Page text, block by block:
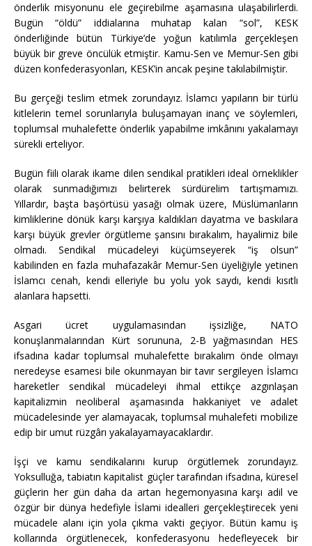
önderlik misyonunu ele geçirebilme aşamasına ulaşabilirlerdi.
Bugün “öldü” iddialarına muhatap kalan “sol”, KESK
önderliğinde bütün Türkiye’de yoğun katılımla gerçekleşen
büyük bir greve öncülük etmiştir. Kamu-Sen ve Memur-Sen gibi
düzen konfederasyonları, KESK’in ancak peşine takılabilmiştir.
Bu gerçeği teslim etmek zorundayız. İslamcı yapıların bir türlü
kitlelerin temel sorunlarıyla buluşamayan inanç ve söylemleri,
toplumsal muhalefette önderlik yapabilme imkânını yakalamayı
sürekli erteliyor.
Bugün fiili olarak ikame dilen sendikal pratikleri ideal örneklikler
olarak sunmadığımızı belirterek sürdürelim tartışmamızı.
Yıllardır, başta başörtüsü yasağı olmak üzere, Müslümanların
kimliklerine dönük karşı karşıya kaldıkları dayatma ve baskılara
karşı büyük grevler örgütleme şansını bırakalım, hayalimiz bile
olmadı. Sendikal mücadeleyi küçümseyerek “iş olsun”
kabilinden en fazla muhafazakâr Memur-Sen üyeliğiyle yetinen
İslamcı cenah, kendi elleriyle bu yolu yok saydı, kendi kısıtlı
alanlara hapsetti.
Asgari ücret uygulamasından işsizliğe, NATO
konuşlanmalarından Kürt sorununa, 2-B yağmasından HES
ifsadına kadar toplumsal muhalefette bırakalım önde olmayı
neredeyse esamesi bile okunmayan bir tavır sergileyen İslamcı
hareketler sendikal mücadeleyi ihmal ettikçe azgınlaşan
kapitalizmin neoliberal aşamasında hakkaniyet ve adalet
mücadelesinde yer alamayacak, toplumsal muhalefeti mobilize
edip bir umut rüzgârı yakalayamayacaklardır.
İşçi ve kamu sendikalarını kurup örgütlemek zorundayız.
Yoksulluğa, tabiatın kapitalist güçler tarafından ifsadına, küresel
güçlerin her gün daha da artan hegemonyasına karşı adil ve
özgür bir dünya hedefiyle İslami idealleri gerçekleştirecek yeni
mücadele alanı için yola çıkma vakti geçiyor. Bütün kamu iş
kollarında örgütlenecek, konfederasyonu hedefleyecek bir